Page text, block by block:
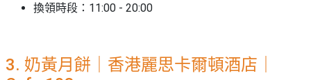
換領時段：11:00 - 20:00
3. 奶黃月餅｜香港麗思卡爾頓酒店｜